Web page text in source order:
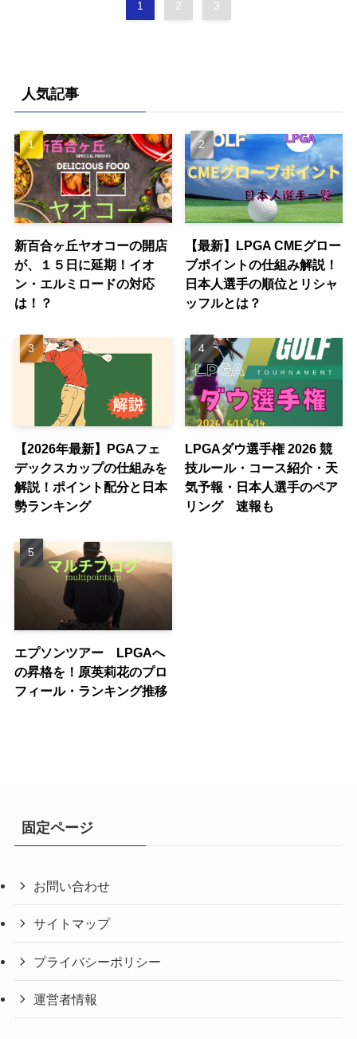
1 2 3
人気記事
新百合ヶ丘ヤオコーの開店
が、１５日に延期！イオ
ン・エルミロードの対応
は！？
【最新】LPGA CMEグロー
ブポイントの仕組み解説！
日本人選手の順位とリシャ
ッフルとは？
【2026年最新】PGAフェ
デックスカップの仕組みを
解説！ポイント配分と日本
勢ランキング
LPGAダウ選手権 2026 競
技ルール・コース紹介・天
気予報・日本人選手のペア
リング 速報も
エプソンツアー LPGAへ
の昇格を！原英莉花のプロ
フィール・ランキング推移
固定ページ
お問い合わせ
サイトマップ
プライバシーポリシー
運営者情報